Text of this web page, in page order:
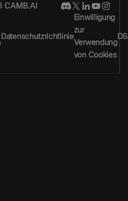
CAMB.AI
Datenschutzrichtlinie
Einwilligung
zur
Verwendung
von Cookies